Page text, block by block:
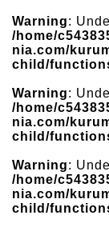
Warning:
/home/
nia.com/
child/
Warning:
/home/
nia.com/
child/
Warning:
/home/
nia.com/
child/